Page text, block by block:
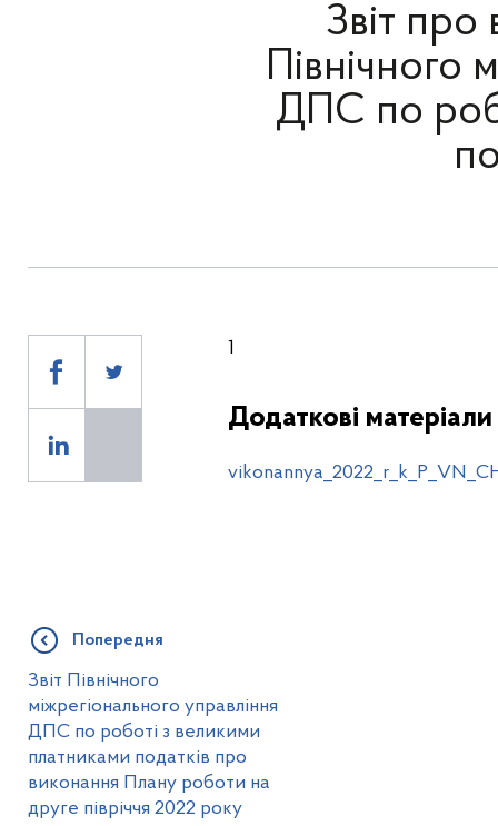
Звіт
Північного
ДПС по
1
Додаткові матеріали
Попередня
Звіт Північного
міжрегіонального управління
ДПС по роботі з великими
платниками податків про
виконання Плану роботи на
друге півріччя 2022 року